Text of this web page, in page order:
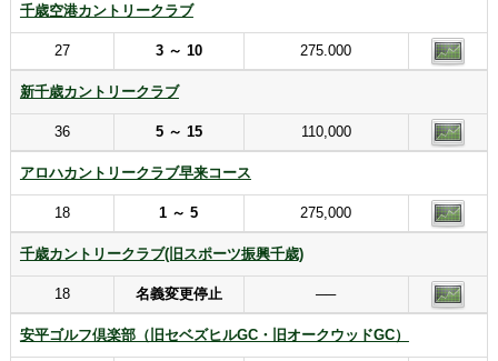
千歳空港カントリークラブ
27 3 ～ 10 275.000
新千歳カントリークラブ
36 5 ～ 15 110,000
アロハカントリークラブ早来コース
18 1 ～ 5 275,000
千歳カントリークラブ(旧スポーツ振興千歳)
18 名義変更停止 ──
安平ゴルフ倶楽部（旧セベズヒルGC・旧オークウッドGC）